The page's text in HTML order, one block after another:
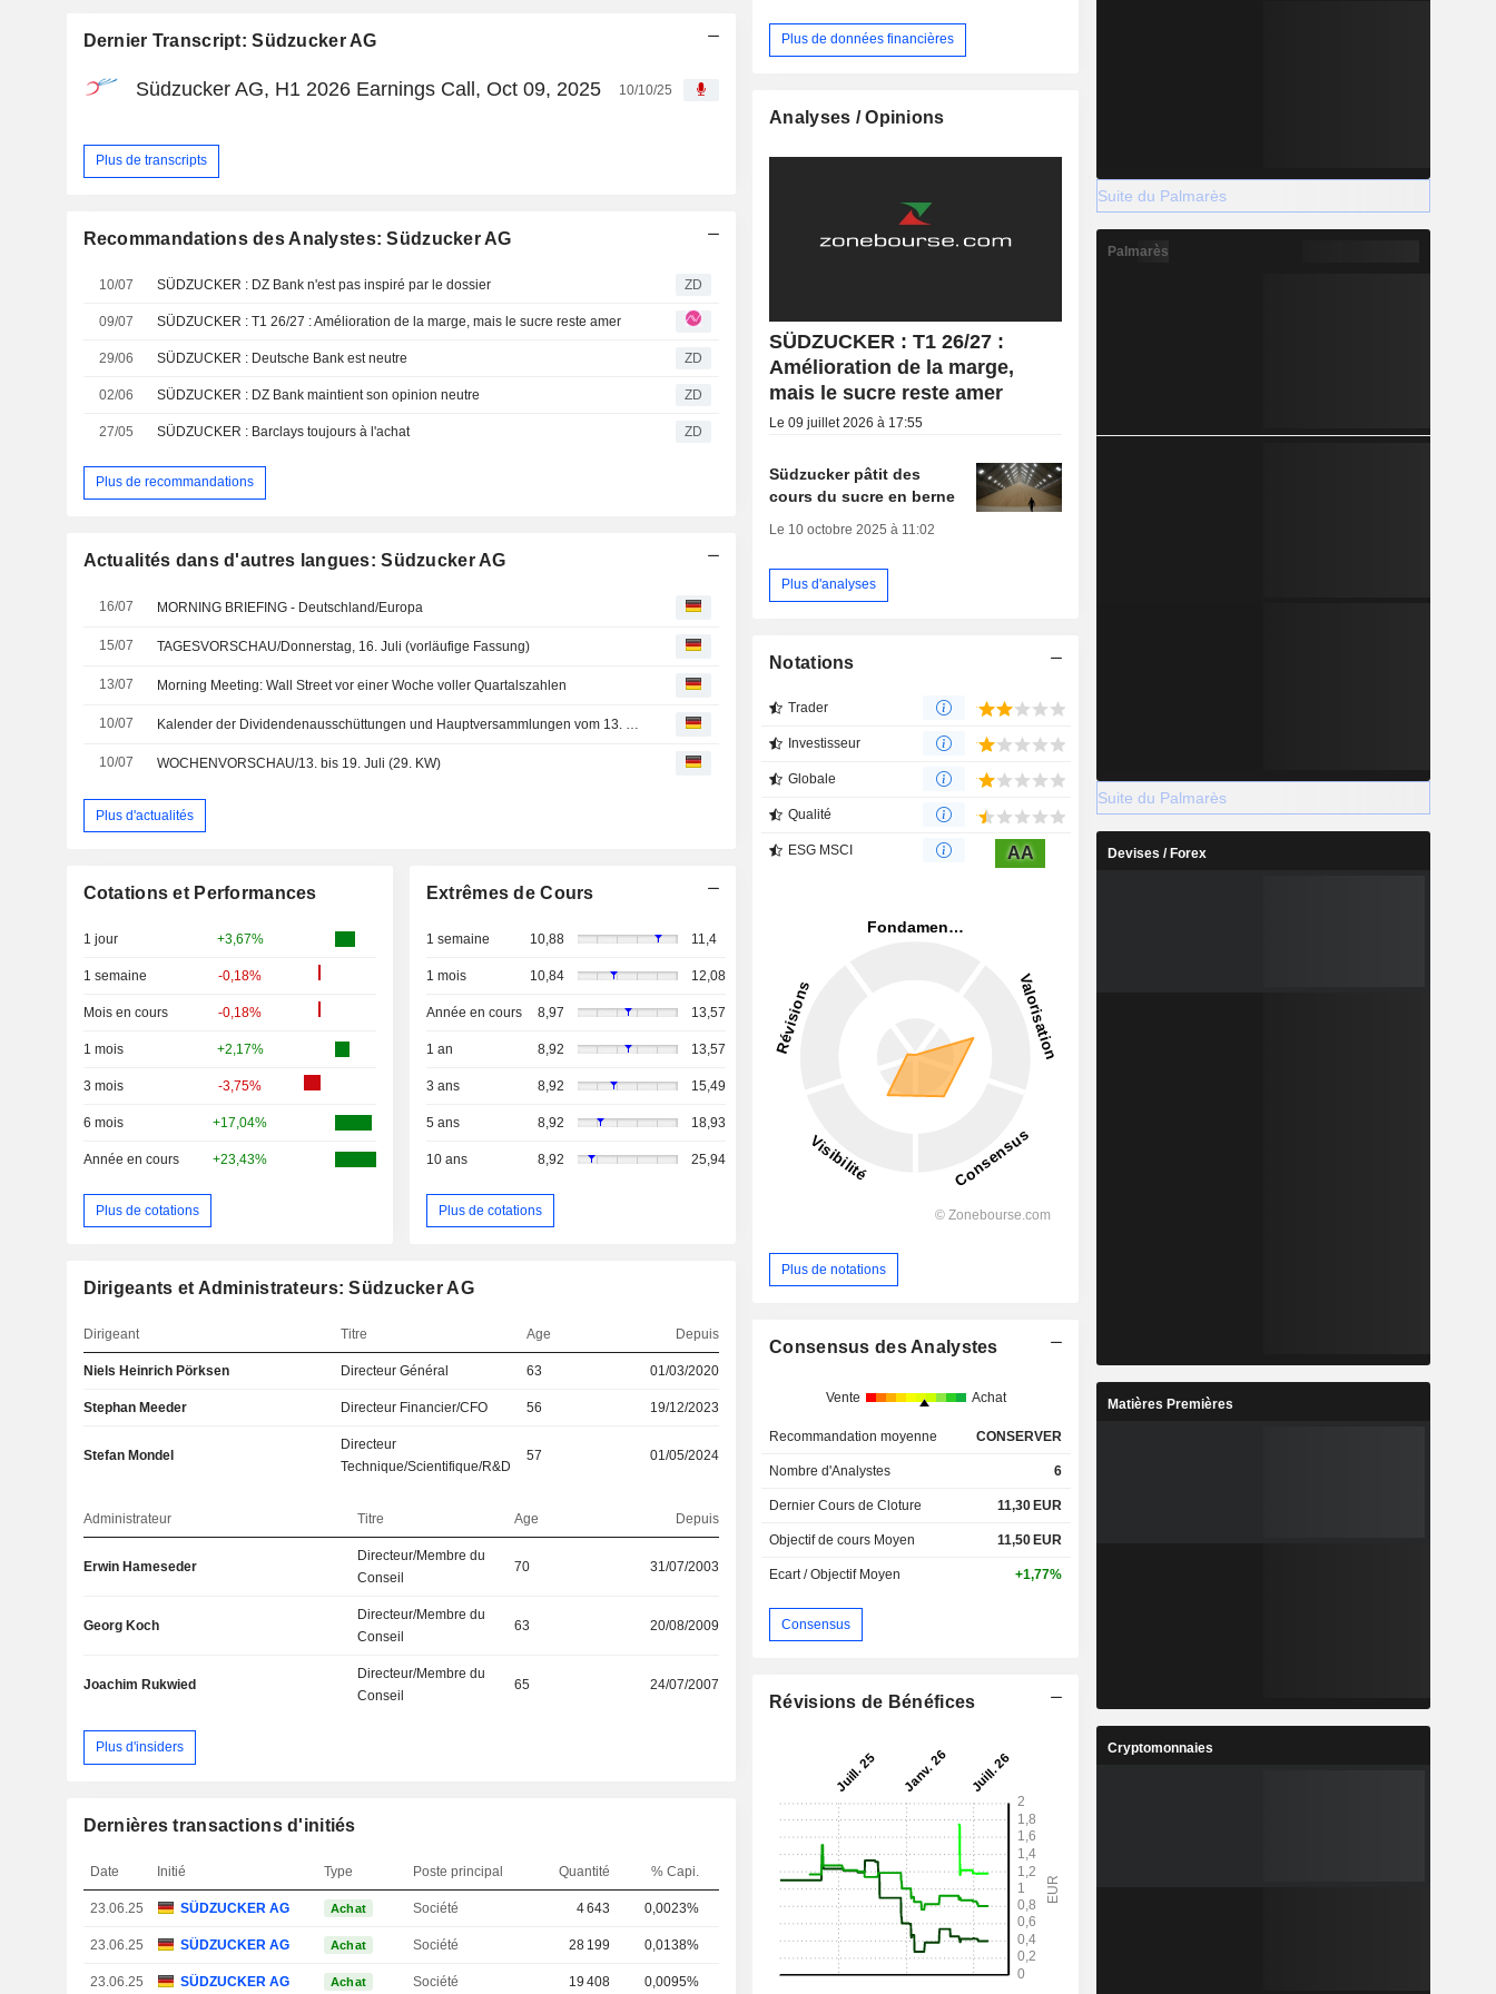
Dernier Transcript: Südzucker AG
Südzucker AG, H1 2026 Earnings Call, Oct 09, 2025 10/10/25
Plus de transcripts
Recommandations des Analystes: Südzucker AG
10/07 SÜDZUCKER : DZ Bank n'est pas inspiré par le dossier ZD
09/07 SÜDZUCKER : T1 26/27 : Amélioration de la marge, mais le sucre reste amer
29/06 SÜDZUCKER : Deutsche Bank est neutre ZD
02/06 SÜDZUCKER : DZ Bank maintient son opinion neutre ZD
27/05 SÜDZUCKER : Barclays toujours à l'achat ZD
Plus de recommandations
Actualités dans d'autres langues: Südzucker AG
16/07 MORNING BRIEFING - Deutschland/Europa
15/07 TAGESVORSCHAU/Donnerstag, 16. Juli (vorläufige Fassung)
13/07 Morning Meeting: Wall Street vor einer Woche voller Quartalszahlen
10/07 Kalender der Dividendenausschüttungen und Hauptversammlungen vom 13. bis 17. Juli 2026
10/07 WOCHENVORSCHAU/13. bis 19. Juli (29. KW)
Plus d'actualités
Cotations et Performances
1 jour +3,67%
1 semaine -0,18%
Mois en cours -0,18%
1 mois +2,17%
3 mois -3,75%
6 mois +17,04%
Année en cours +23,43%
Plus de cotations
Extrêmes de Cours
1 semaine 10,88 11,4
1 mois 10,84 12,08
Année en cours 8,97 13,57
1 an 8,92 13,57
3 ans 8,92 15,49
5 ans 8,92 18,93
10 ans 8,92 25,94
Plus de cotations
Dirigeants et Administrateurs: Südzucker AG
Dirigeant Titre Age Depuis
Niels Heinrich Pörksen Directeur Général 63 01/03/2020
Stephan Meeder Directeur Financier/CFO 56 19/12/2023
Stefan Mondel
Directeur
Technique/Scientifique/R&D
57 01/05/2024
Administrateur Titre Age Depuis
Erwin Hameseder
Directeur/Membre du
Conseil
70 31/07/2003
Georg Koch
Directeur/Membre du
Conseil
63 20/08/2009
Joachim Rukwied
Directeur/Membre du
Conseil
65 24/07/2007
Plus d'insiders
Dernières transactions d'initiés
Date Initié Type Poste principal Quantité % Capi.
23.06.25 SÜDZUCKER AG Achat Société 4 643 0,0023%
23.06.25 SÜDZUCKER AG Achat Société 28 199 0,0138%
23.06.25 SÜDZUCKER AG Achat Société 19 408 0,0095%
Plus de données financières
Analyses / Opinions
SÜDZUCKER : T1 26/27 :
Amélioration de la marge,
mais le sucre reste amer
Le 09 juillet 2026 à 17:55
Südzucker pâtit des
cours du sucre en berne
Le 10 octobre 2025 à 11:02
Plus d'analyses
Notations
Trader
Investisseur
Globale
Qualité
ESG MSCI AA
Plus de notations
Consensus des Analystes
Vente Achat
Recommandation moyenne CONSERVER
Nombre d'Analystes 6
Dernier Cours de Cloture 11,30 EUR
Objectif de cours Moyen 11,50 EUR
Ecart / Objectif Moyen +1,77%
Consensus
Révisions de Bénéfices
Suite du Palmarès
Palmarès
Suite du Palmarès
Devises / Forex
Matières Premières
Cryptomonnaies